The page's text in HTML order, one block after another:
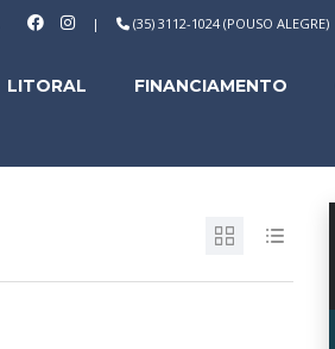
| (35) 3112-1024 (POUSO ALEGRE)
LITORAL FINANCIAMENTO